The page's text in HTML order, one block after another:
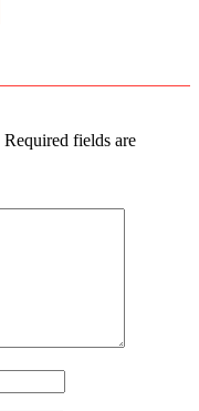
Required fields are